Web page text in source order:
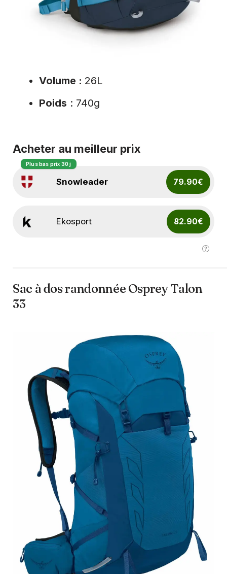
Volume : 26L
Poids : 740g
Acheter au meilleur prix
Snowleader 79.90€
Plus bas prix 30 j
Ekosport 82.90€
Sac à dos randonnée Osprey Talon
33